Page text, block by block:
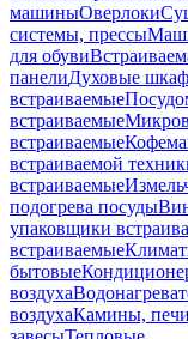
машиныОверлоки
системы, прессы
для обуви
панелиДуховые
встраиваемые
встраиваемые
встраиваемые
встраиваемой
встраиваемые
подогрева посуды
упаковщики
встраиваемые
бытовые
воздуха
воздухаКамины,